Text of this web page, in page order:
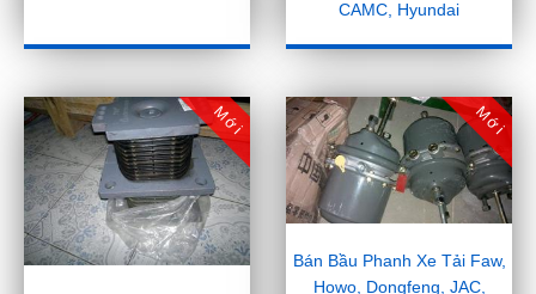
CAMC, Hyundai
Mới Mới
Bán Bầu Phanh Xe Tải Faw,
Howo, Dongfeng, JAC,